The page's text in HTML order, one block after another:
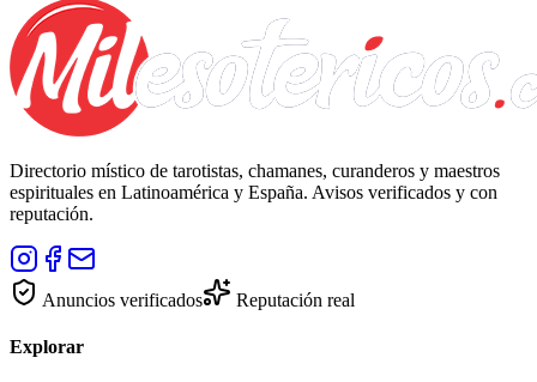
Directorio místico de tarotistas, chamanes, curanderos y maestros
espirituales en Latinoamérica y España. Avisos verificados y con
reputación.
Anuncios verificados Reputación real
Explorar